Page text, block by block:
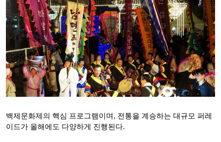
백제문화제의 핵심 프로그램이며, 전통을 계승하는 대규모 퍼레
이드가 올해에도 다양하게 진행된다.